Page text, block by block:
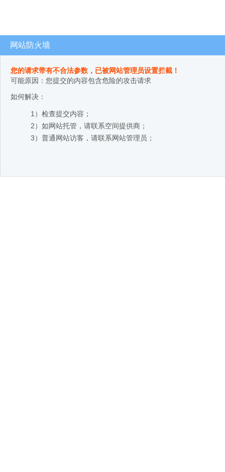
网站防火墙
您的请求带有不合法参数，已被网站管理员设置拦截！
可能原因：您提交的内容包含危险的攻击请求
如何解决：
1）检查提交内容；
2）如网站托管，请联系空间提供商；
3）普通网站访客，请联系网站管理员；